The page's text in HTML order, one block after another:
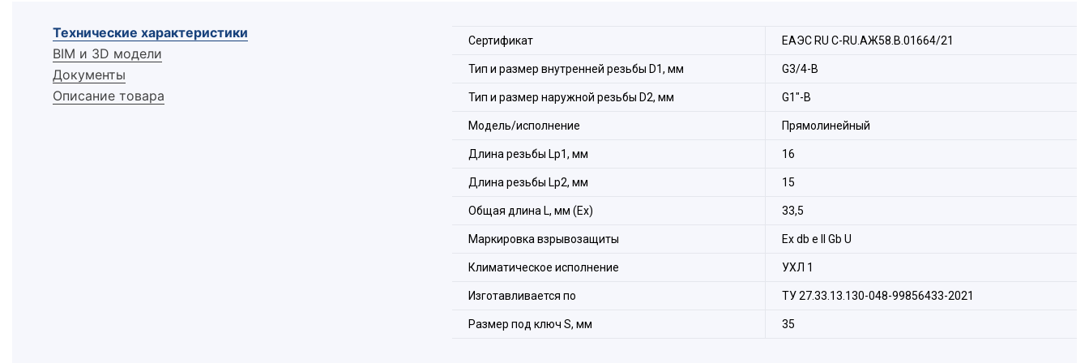
Технические характеристики
BIM и 3D модели
Документы
Описание товара
Сертификат ЕАЭС RU C-RU.АЖ58.В.01664/21
Тип и размер внутренней резьбы D1, мм G3/4-В
Тип и размер наружной резьбы D2, мм G1"-B
Модель/исполнение Прямолинейный
Длина резьбы Lp1, мм 16
Длина резьбы Lp2, мм 15
Общая длина L, мм (Ex) 33,5
Маркировка взрывозащиты Ех db e II Gb U
Климатическое исполнение УХЛ 1
Изготавливается по ТУ 27.33.13.130-048-99856433-2021
Размер под ключ S, мм 35